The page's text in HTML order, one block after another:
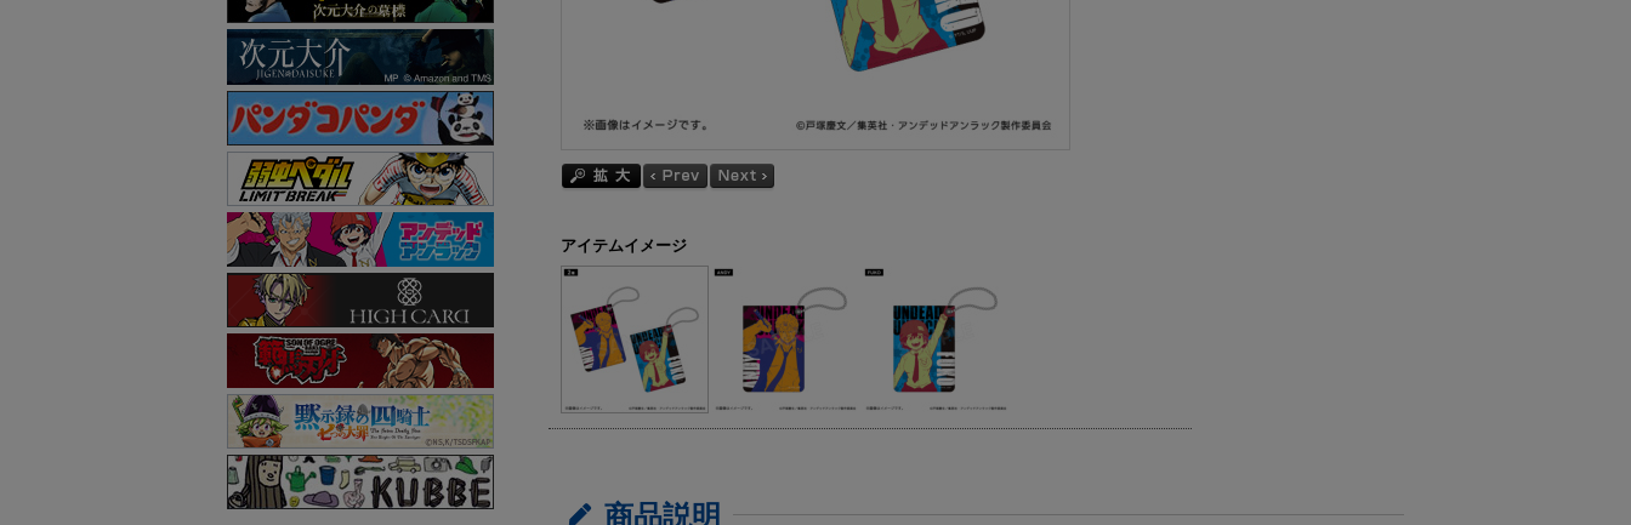
アイテムイメージ
商品説明